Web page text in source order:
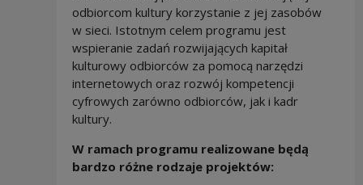
odbiorcom kultury korzystanie z jej zasobów
w sieci. Istotnym celem programu jest
wspieranie zadań rozwijających kapitał
kulturowy odbiorców za pomocą narzędzi
internetowych oraz rozwój kompetencji
cyfrowych zarówno odbiorców, jak i kadr
kultury.
W ramach programu realizowane będą
bardzo różne rodzaje projektów: